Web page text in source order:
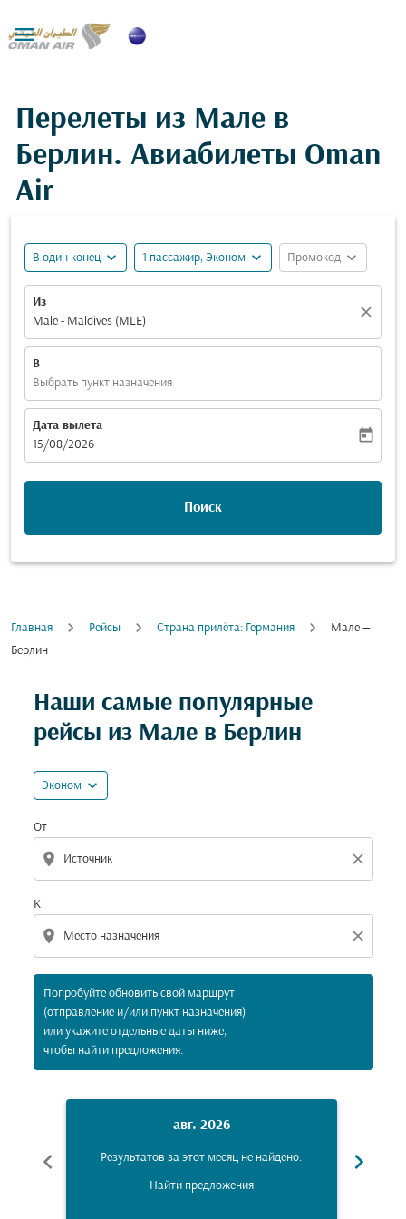

Перелеты из Мале в
Берлин. Авиабилеты Oman
Air
В один конец expand_more 1 пассажир, Эконом expand_more Промокод expand_more
Из
Male - Maldives (MLE)
close
В
Выбрать пункт назначения
Дата вылета
fc-booking-departure-date-aria-label
15/08/2026
today
Поиск
Главная Рейсы Cтрана прилёта: Германия
Мале —
Берлин
Наши самые популярные
рейсы из Мале в Берлин
Эконом expand_more
От
location_on close
К
location_on close
Попробуйте обновить свой маршрут
(отправление и/или пункт назначения)
или укажите отдельные даты ниже,
чтобы найти предложения.
Попробуйте обновить свой маршрут
chevron_left
авг. 2026
Результатов за этот месяц не найдено.
Найти предложения
chevron_right